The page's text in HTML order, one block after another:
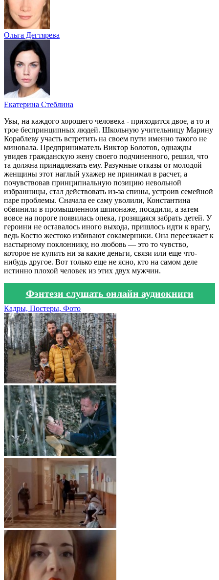
Ольга Дегтярева
Екатерина Стеблина
Увы, на каждого хорошего человека - приходится двое, а то и
трое беспринципных людей. Школьную учительницу Марину
Кораблеву участь встретить на своем пути именно такого не
миновала. Предприниматель Виктор Болотов, однажды
увидев гражданскую жену своего подчиненного, решил, что
та должна принадлежать ему. Разумные отказы от молодой
женщины этот наглый ухажер не принимал в расчет, а
почувствовав принципиальную позицию невольной
избранницы, стал действовать из-за спины, устроив семейной
паре проблемы. Сначала ее саму уволили, Константина
обвинили в промышленном шпионаже, посадили, а затем
вовсе на пороге появилась опека, грозящаяся забрать детей. У
героини не оставалось иного выхода, пришлось идти к врагу,
ведь Костю жестоко избивают сокамерники. Она переезжает к
настырному поклоннику, но любовь — это то чувство,
которое не купить ни за какие деньги, связи или еще что-
нибудь другое. Вот только еще не ясно, кто на самом деле
истинно плохой человек из этих двух мужчин.
Фэнтези слушать онлайн аудиокниги
Кадры, Постеры, Фото